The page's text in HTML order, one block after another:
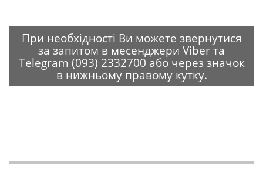
При необхідності Ви можете звернутися
за запитом в месенджери Viber та
Telegram (093) 2332700 або через значок
в нижньому правому кутку.